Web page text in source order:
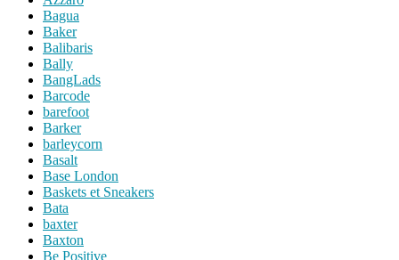
Bagua
Baker
Balibaris
Bally
BangLads
Barcode
barefoot
Barker
barleycorn
Basalt
Base London
Baskets et Sneakers
Bata
baxter
Baxton
Be Positive